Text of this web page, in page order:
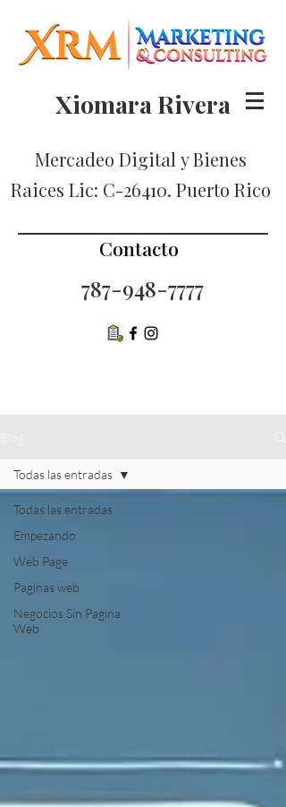
Xiomara Rivera
Mercadeo Digital y Bienes
Raices Lic: C-26410. Puerto Rico
Contacto
787-948-7777
Todas las entradas
Empezando
Web Page
Paginas web
Negocios Sin Pagina
Web
Todas las entradas